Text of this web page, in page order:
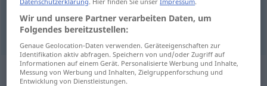
transformationf grundlegender
Beispielsätze für "Wandel"
Wir und unsere Partner verarbeiten Daten, um
Folgendes bereitzustellen:
Genaue Geolocation-Daten verwenden. Geräteeigenschaften zur
Identifikation aktiv abfragen. Speichern von und/oder Zugriff auf
Informationen auf einem Gerät. Personalisierte Werbung und Inhalte,
Messung von Werbung und Inhalten, Zielgruppenforschung und
Entwicklung von Dienstleistungen.